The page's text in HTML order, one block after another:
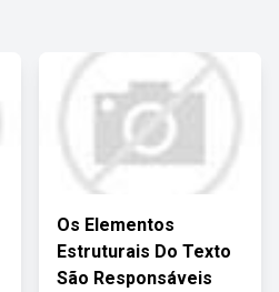
Os Elementos
Estruturais Do Texto
São Responsáveis